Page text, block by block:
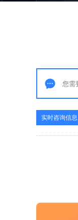
实时咨询信息
实时咨询信息
实时咨询信息
实时咨询信息